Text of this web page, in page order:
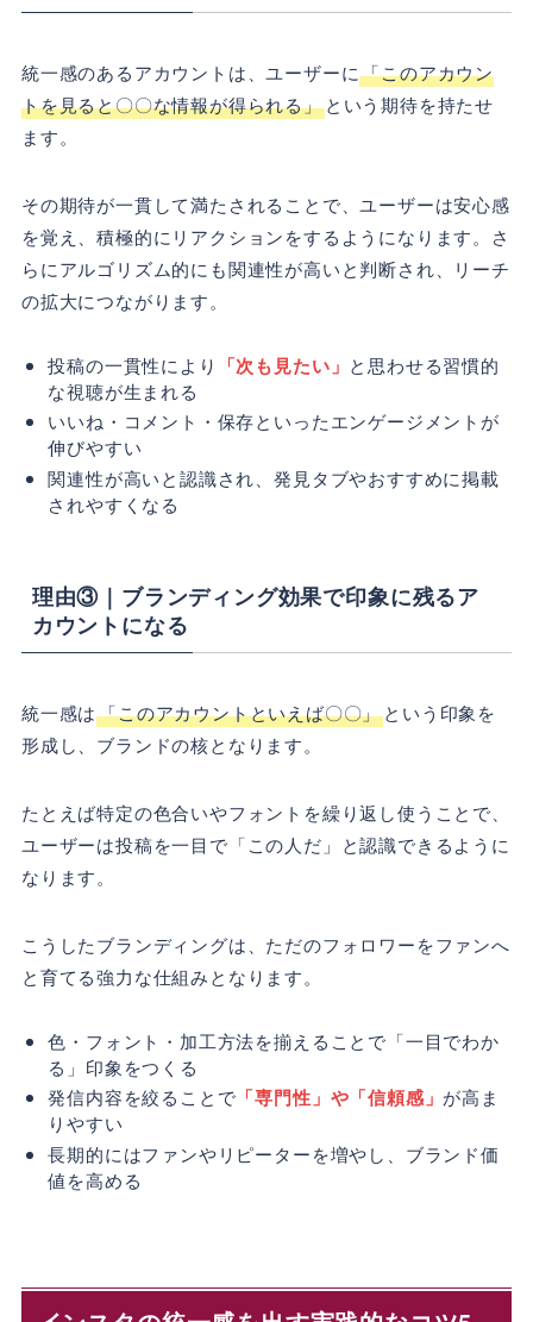
統一感のあるアカウントは、ユーザーに「このアカウン
トを見ると〇〇な情報が得られる」という期待を持たせ
ます。
その期待が一貫して満たされることで、ユーザーは安心感
を覚え、積極的にリアクションをするようになります。さ
らにアルゴリズム的にも関連性が高いと判断され、リーチ
の拡大につながります。
投稿の一貫性により 「次も見たい」 と思わせる習慣的
な視聴が生まれる
いいね・コメント・保存といったエンゲージメントが
伸びやすい
関連性が高いと認識され、発見タブやおすすめに掲載
されやすくなる
理由③｜ブランディング効果で印象に残るア
カウントになる
統一感は「このアカウントといえば〇〇」という印象を
形成し、ブランドの核となります。
たとえば特定の色合いやフォントを繰り返し使うことで、
ユーザーは投稿を一目で「この人だ」と認識できるように
なります。
こうしたブランディングは、ただのフォロワーをファンへ
と育てる強力な仕組みとなります。
色・フォント・加工方法を揃えることで「一目でわか
る」印象をつくる
発信内容を絞ることで 「専門性」や「信頼感」が高ま
りやすい
長期的にはファンやリピーターを増やし、ブランド価
値を高める